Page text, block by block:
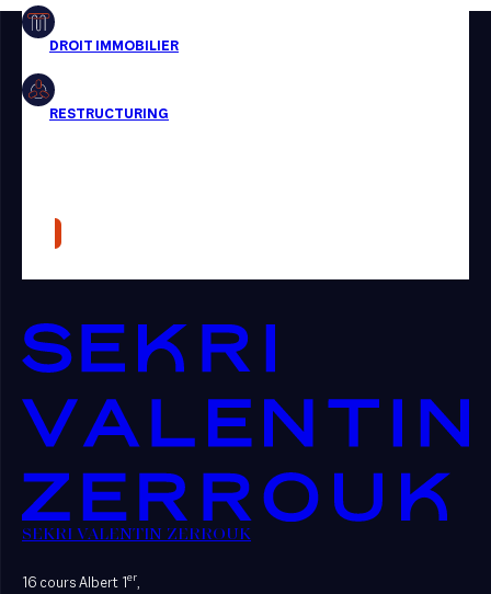
Restructuring
Presse
SEKRI VALENTIN ZERROUK
16 cours Albert 1er,